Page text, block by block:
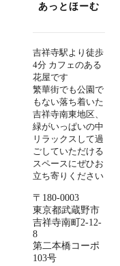
あっとほーむ
吉祥寺駅より徒歩
4分 カフェのある
花屋です
繁華街でも公園で
もない落ち着いた
吉祥寺南東地区、
緑がいっぱいの中
リラックスして過
ごしていただける
スペースにぜひお
立ち寄りください
〒180-0003
東京都武蔵野市
吉祥寺南町2-12-
8
第二本橋コーポ
103号